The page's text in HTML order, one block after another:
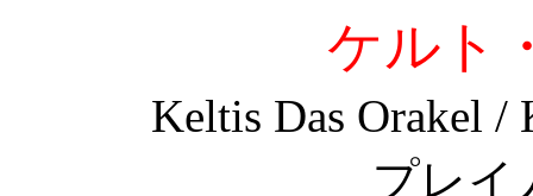
ケルト
Keltis Das Orakel /
プレイ